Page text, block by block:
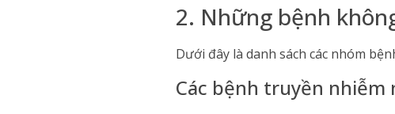
2. Những bệnh
Dưới đây là danh sách các nhóm
Các bệnh truyền nhiễm